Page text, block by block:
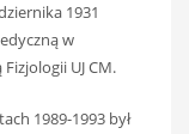
1931
w
UJ CM.
1989-1993 był